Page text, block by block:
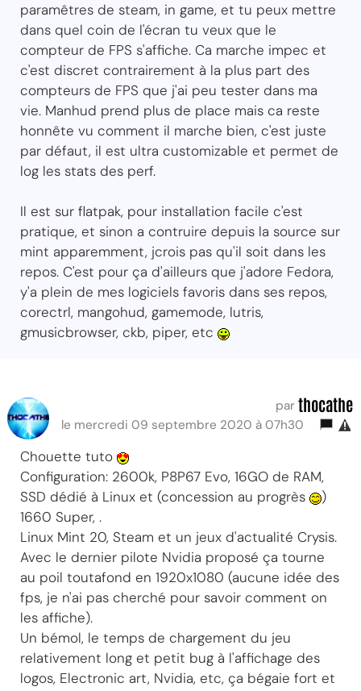
paramêtres de steam, in game, et tu peux mettre
dans quel coin de l'écran tu veux que le
compteur de FPS s'affiche. Ca marche impec et
c'est discret contrairement à la plus part des
compteurs de FPS que j'ai peu tester dans ma
vie. Manhud prend plus de place mais ca reste
honnête vu comment il marche bien, c'est juste
par défaut, il est ultra customizable et permet de
log les stats des perf.
Il est sur flatpak, pour installation facile c'est
pratique, et sinon a contruire depuis la source sur
mint apparemment, jcrois pas qu'il soit dans les
repos. C'est pour ça d'ailleurs que j'adore Fedora,
y'a plein de mes logiciels favoris dans ses repos,
corectrl, mangohud, gamemode, lutris,
gmusicbrowser, ckb, piper, etc
par thocathe
le mercredi 09 septembre 2020 à 07h30
Chouette tuto
Configuration: 2600k, P8P67 Evo, 16GO de RAM,
SSD dédié à Linux et (concession au progrès
)
1660 Super, .
Linux Mint 20, Steam et un jeux d'actualité Crysis.
Avec le dernier pilote Nvidia proposé ça tourne
au poil toutafond en 1920x1080 (aucune idée des
fps, je n'ai pas cherché pour savoir comment on
les affiche).
Un bémol, le temps de chargement du jeu
relativement long et petit bug à l'affichage des
logos, Electronic art, Nvidia, etc, ça bégaie fort et